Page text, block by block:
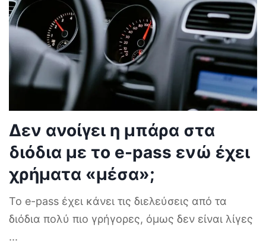
Δεν ανοίγει η μπάρα στα
διόδια με το e-pass ενώ έχει
χρήματα «μέσα»;
Το e-pass έχει κάνει τις διελεύσεις από τα
διόδια πολύ πιο γρήγορες, όμως δεν είναι λίγες
...